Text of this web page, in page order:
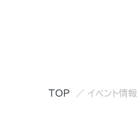
TOP イベント情報